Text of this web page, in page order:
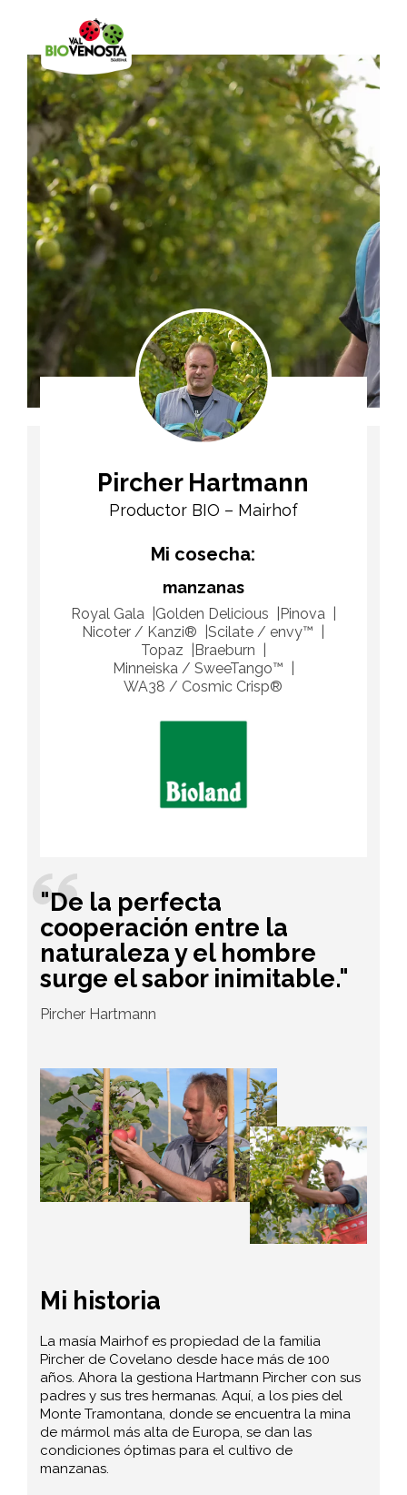
Pircher Hartmann
Productor BIO – Mairhof
Mi cosecha:
manzanas
Royal Gala Golden Delicious
Pinova
Nicoter / Kanzi®
Scilate / envy™
Topaz
Braeburn
Minneiska / SweeTango™
WA38 / Cosmic Crisp®
"De la perfecta
cooperación entre la
naturaleza y el hombre
surge el sabor inimitable."
Pircher Hartmann
Mi historia
La masía Mairhof es propiedad de la familia
Pircher de Covelano desde hace más de 100
años. Ahora la gestiona Hartmann Pircher con sus
padres y sus tres hermanas. Aquí, a los pies del
Monte Tramontana, donde se encuentra la mina
de mármol más alta de Europa, se dan las
condiciones óptimas para el cultivo de
manzanas.